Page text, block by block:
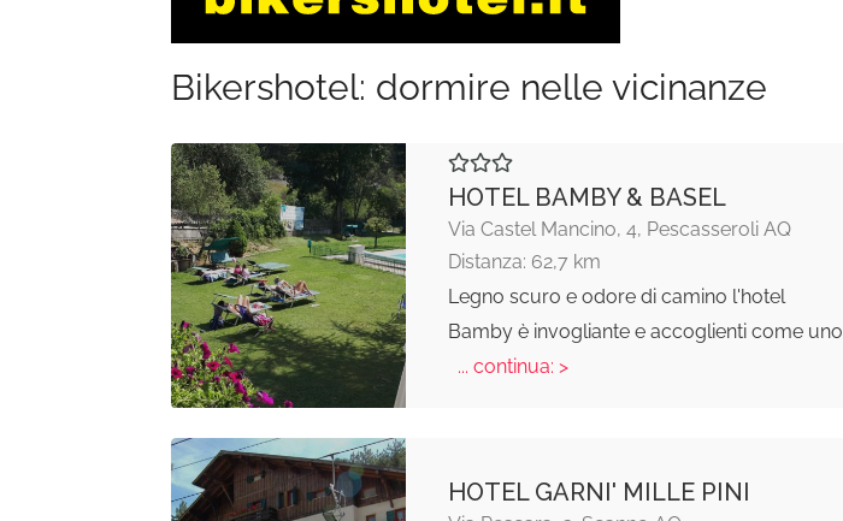
Bikershotel: dormire nelle vicinanze
HOTEL BAMBY & BASEL
Via Castel Mancino, 4, Pescasseroli AQ
Distanza: 62,7 km
Legno scuro e odore di camino l'hotel
Bamby è invogliante e accoglienti come uno
... continua: >
HOTEL GARNI' MILLE PINI